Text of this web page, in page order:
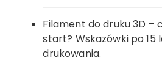
Filament do druku 3D –
start? Wskazówki po 15
drukowania.